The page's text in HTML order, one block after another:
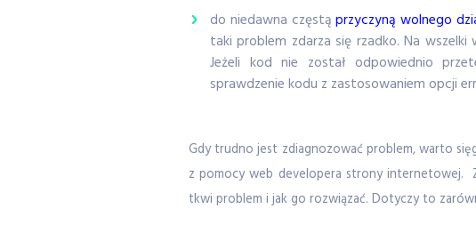
do niedawna częstąprzyczyną wolnego
taki problem zdarza się rzadko. Na
Jeżeli kod nie został odpowiednio
sprawdzenie kodu z zastosowaniem opcji
Gdy trudno jest zdiagnozować problem, warto
z pomocy web developera strony internetowej.
tkwi problem i jak go rozwiązać. Dotyczy to